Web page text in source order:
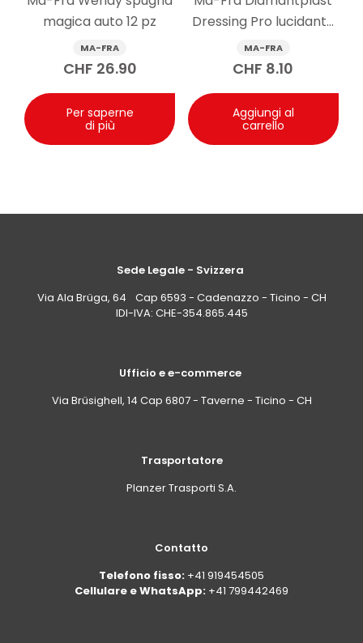
e saltellamenti, grazie alla pulizia efficace del
parabrezza. Il risultato può comunque dipendere
magica auto 12 pz
MA-FRA
CHF 26.90
Per saperne
di più
Dressing Pro lucidante
cruscotti auto 250 ml
MA-FRA
CHF 8.10
Aggiungi al
carrello
Sede Legale - Svizzera
Via Ala Brüga, 64 Cap 6593 - Cadenazzo - Ticino - CH
IDI-IVA: CHE-354.865.445
Ufficio e e-commerce
Via Brüsighell, 14 Cap 6807 - Taverne - Ticino - CH
Trasportatore
Planzer Trasporti S.A.
Contatto
Telefono fisso: +41 919454505
Cellulare e WhatsApp: +41 799442469